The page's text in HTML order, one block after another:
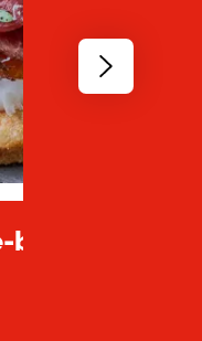
Go
to
bouches